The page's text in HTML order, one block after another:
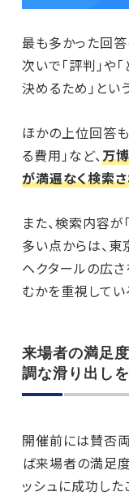
最も多かった回答
次いで「評判」や
決めるため」とい
ほかの上位回答も
る費用」など、万
が満遍なく検索
また、検索内容が
多い点からは、東
ヘクタールの広
むかを重視してい
来場者の満足
調な滑り出し
開催前には賛否
ば来場者の満足
ッシュに成功し